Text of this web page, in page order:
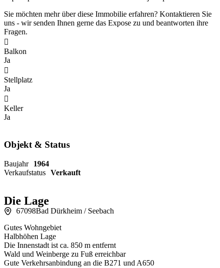
Sie möchten mehr über diese Immobilie erfahren? Kontaktieren Sie
uns - wir senden Ihnen gerne das Expose zu und beantworten ihre
Fragen.
Balkon
Ja
Stellplatz
Ja
Keller
Ja
Objekt & Status
Baujahr
1964
Verkaufstatus Verkauft
Die Lage
67098Bad Dürkheim / Seebach
Gutes Wohngebiet
Halbhöhen Lage
Die Innenstadt ist ca. 850 m entfernt
Wald und Weinberge zu Fuß erreichbar
Gute Verkehrsanbindung an die B271 und A650